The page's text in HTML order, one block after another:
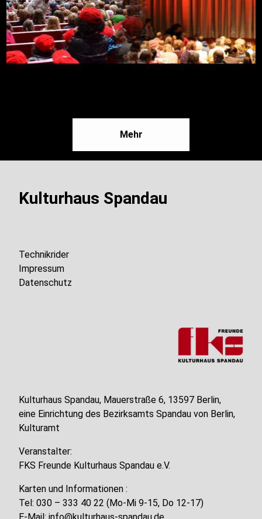
09.08.2026, 16:30
Freilichtbühne an der Zitadelle
Mehr
Mehr
Kulturhaus Spandau
Technikrider
Impressum
Datenschutz
Kulturhaus Spandau, Mauerstraße 6, 13597 Berlin,
eine Einrichtung des Bezirksamts Spandau von Berlin,
Kulturamt
Veranstalter:
FKS Freunde Kulturhaus Spandau e.V.
Karten und Informationen :
Tel: 030 – 333 40 22 (Mo-Mi 9-15, Do 12-17)